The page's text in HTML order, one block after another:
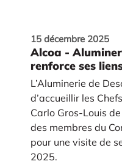
15 décembre 2025
Alcoa -
renforce ses
L’Aluminerie de
d’accueillir les
Carlo Gros-Louis
des membres du
pour une visite de
2025.